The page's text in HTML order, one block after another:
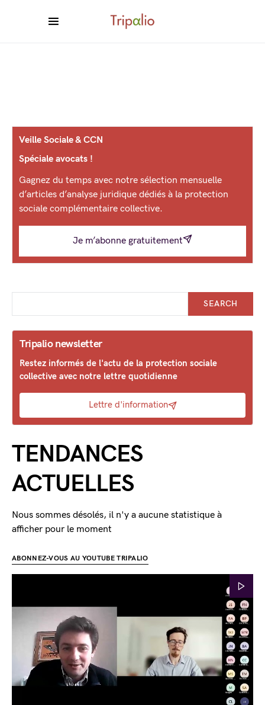
Veille Sociale & CCN
Spéciale avocats !
Gagnez du temps avec notre sélection mensuelle
d’articles d’analyse juridique dédiés à la protection
sociale complémentaire collective.
Je m’abonne gratuitement
SEARCH
Tripalio newsletter
Restez informés de l'actu de la protection sociale
collective avec notre lettre quotidienne
Lettre d'information
TENDANCES
ACTUELLES
Nous sommes désolés, il n'y a aucune statistique à
afficher pour le moment
ABONNEZ-VOUS AU YOUTUBE TRIPALIO